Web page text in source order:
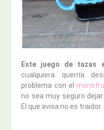
Este juego de tazas
cualquiera querría
problema con el
no sea muy seguro
El que avisa no es traidor.